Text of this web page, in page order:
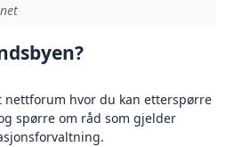
nettforum hvor du kan etterspørre
spørre om råd som gjelder